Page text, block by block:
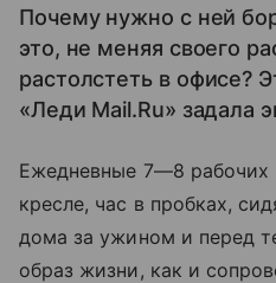
Почему нужно с ней
это, не меняя своего
растолстеть в офисе?
«Леди Mail.Ru» задала
Ежедневные 7—8 рабочих
кресле, час в пробках,
дома за ужином и перед
образ жизни, как и